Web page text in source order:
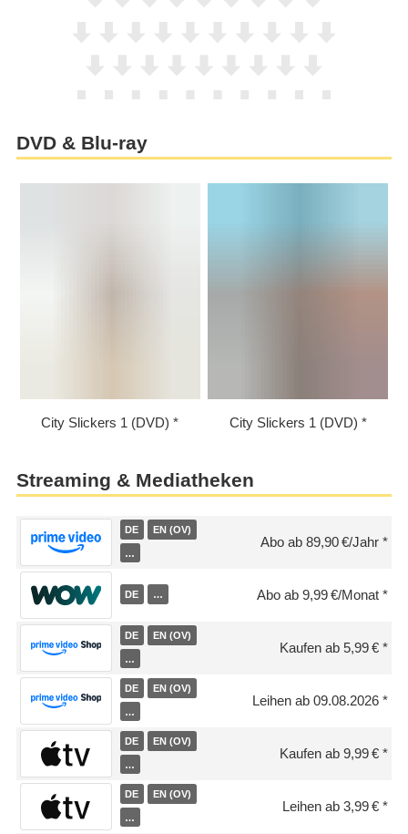
DVD & Blu-ray
City Slickers 1 (DVD) City Slickers 1 (DVD)
Streaming & Mediatheken
DE EN (OV)
…
Abo ab 89,90 €/Jahr
DE … Abo ab 9,99 €/Monat
DE EN (OV)
…
Kaufen ab 5,99 €
DE EN (OV)
…
Leihen ab 09.08.2026
DE EN (OV)
…
Kaufen ab 9,99 €
DE EN (OV)
…
Leihen ab 3,99 €